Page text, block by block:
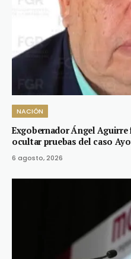
NACIÓN
Exgobernador Ángel
ocultar pruebas del caso
6 agosto, 2026